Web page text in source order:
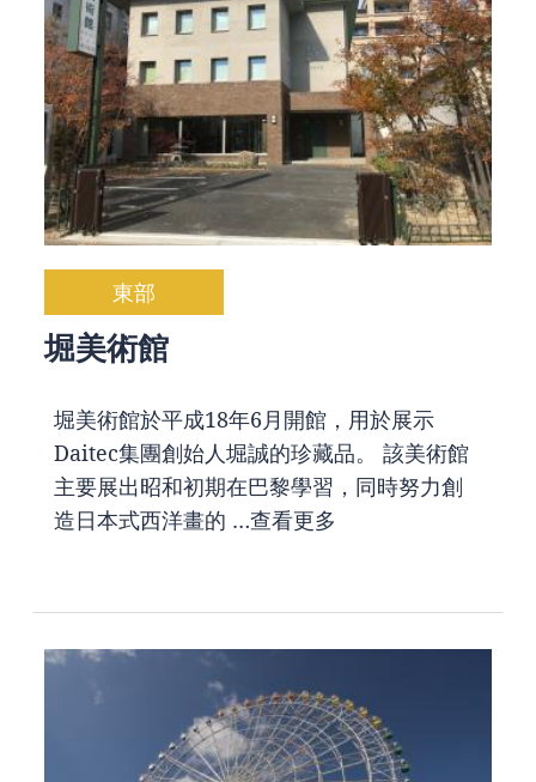
東部
堀美術館
堀美術館於平成18年6月開館，用於展示
Daitec集團創始人堀誠的珍藏品。 該美術館
主要展出昭和初期在巴黎學習，同時努力創
造日本式西洋畫的 …查看更多